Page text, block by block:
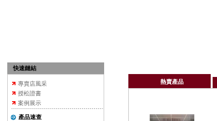
熱賣產品
快速鏈結
專賣店風采
授松證書
案例展示
產品速查